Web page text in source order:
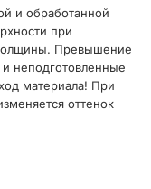
и обработанной
при
Превышение
неподготовленные
материала! При
оттенок